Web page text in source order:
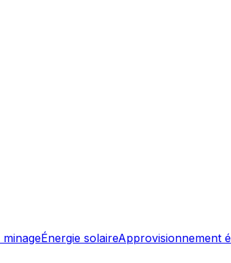
Énergie solaireApprovisionnement